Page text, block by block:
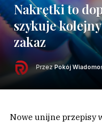
Nakrętki to
szykuje
zakaz
Przez Pokój
Nowe unijne przepisy